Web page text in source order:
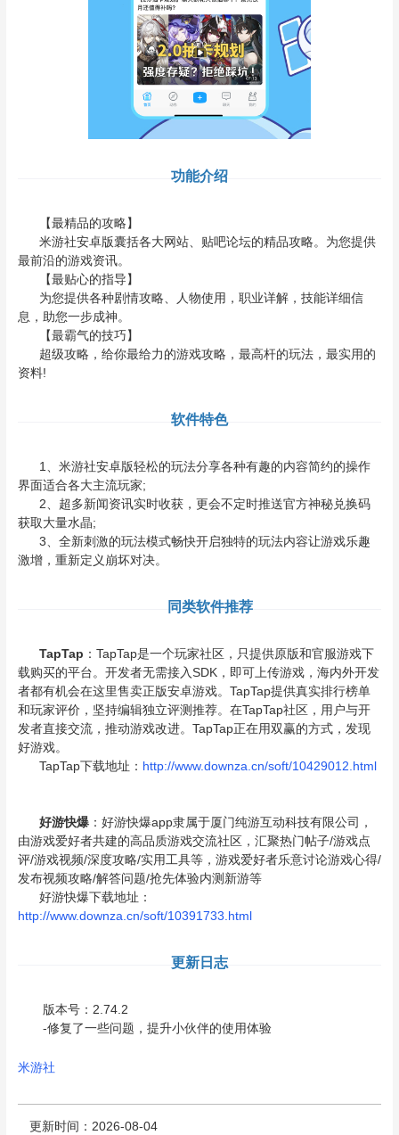
功能介绍
【最精品的攻略】
米游社安卓版囊括各大网站、贴吧论坛的精品攻略。为您提供
最前沿的游戏资讯。
【最贴心的指导】
为您提供各种剧情攻略、人物使用，职业详解，技能详细信
息，助您一步成神。
【最霸气的技巧】
超级攻略，给你最给力的游戏攻略，最高杆的玩法，最实用的
资料!
软件特色
1、米游社安卓版轻松的玩法分享各种有趣的内容简约的操作
界面适合各大主流玩家;
2、超多新闻资讯实时收获，更会不定时推送官方神秘兑换码
获取大量水晶;
3、全新刺激的玩法模式畅快开启独特的玩法内容让游戏乐趣
激增，重新定义崩坏对决。
同类软件推荐
TapTap ：TapTap是一个玩家社区，只提供原版和官服游戏下
载购买的平台。开发者无需接入SDK，即可上传游戏，海内外开发
者都有机会在这里售卖正版安卓游戏。TapTap提供真实排行榜单
和玩家评价，坚持编辑独立评测推荐。在TapTap社区，用户与开
发者直接交流，推动游戏改进。TapTap正在用双赢的方式，发现
好游戏。
TapTap下载地址： http://www.downza.cn/soft/10429012.html
好游快爆：好游快爆app隶属于厦门纯游互动科技有限公司，
由游戏爱好者共建的高品质游戏交流社区，汇聚热门帖子/游戏点
评/游戏视频/深度攻略/实用工具等，游戏爱好者乐意讨论游戏心得/
发布视频攻略/解答问题/抢先体验内测新游等
好游快爆下载地址：
http://www.downza.cn/soft/10391733.html
更新日志
版本号：2.74.2
-修复了一些问题，提升小伙伴的使用体验
米游社
更新时间：2026-08-04